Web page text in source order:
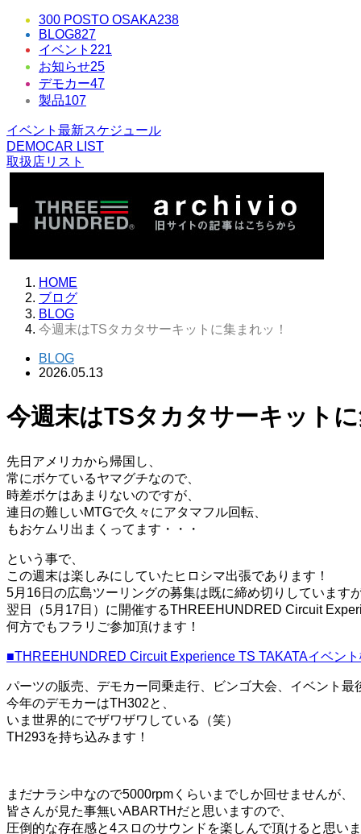
300 POSTO OSAKA238
BLOG827
イベント 221
お知らせ25
デモカー47
製品107
イベント最新スケジュール
DEMOCAR LIST
取扱店リスト
HOME
ブログ
BLOG
今週末はTSタカタサーキットに集まれッ！
BLOG
2026.05.13
今週末はTSタカタサーキットに
先日アメリカから帰国し、
常にボケているヤマグチなので、
時差ボケはあまりないのですが、
連日の難しいMTGで久々にアタマフル回転、
もおケムリ出まくってます・・・
という事で、
この週末は楽しみにしていたヒロシマ出張であります！
5月16日の広島ツーリングの募集は既に締め切りしていますが
翌日（5月17日）に開催するTHREEHUNDRED Circuit
何方でもフラリご参加頂けます！
■THREEHUNDRED Circuit Experience TS TAKATAイベン
パーツの販売、デモカー同乗走行、ビンゴ大会、イベント
今年のデモカーはTH302と、
いま世界的にでザワザワしている（笑）
TH293を持ち込みます！
まだナラシ中なので5000rpmくらいまでしか回せませんが、
皆さんが見た事無いABARTHだと思いますので、
圧倒的な存在感と4スロのサウンドを楽しんで頂けると思いま